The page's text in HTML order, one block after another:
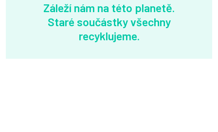
Záleží nám na této planetě.
Staré součástky všechny
recyklujeme.